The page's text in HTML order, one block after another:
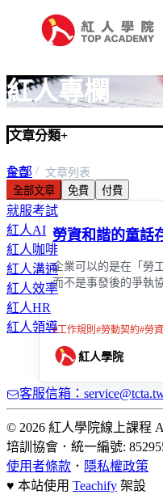
紅人專欄
文章分類+
全部
職場
就服考試
紅人AI
紅人咖啡
紅人溝通
紅人效率
紅人HR
紅人領導
首頁
文章列表
全部文章
免費 付費
勞資和諧的童話
企業可以的是在「勞
而不是事發後的爭執
#工作規則 #勞動契約#勞
紅人學院
客服信箱：
© 2026 紅人學院線上課程
培訓協會 ． 統一編號:
使用者條款 ． 隱私權政策
♥ 本站使用 Teachify 架設